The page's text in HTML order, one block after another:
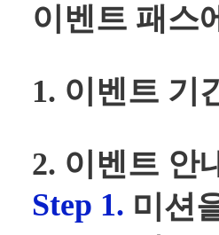
이벤트 패스
1. 이벤트 기
2. 이벤트 안
Step 1. 미션